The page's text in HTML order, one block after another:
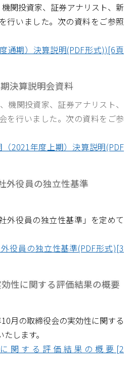
関投資家、証券アナリスト、新
行いました。次の資料をご参照
通期）決算説明(PDF形式))[6頁
決算説明会資料
機関投資家、証券アナリスト、
を行いました。次の資料をご参
2021年度上期）決算説明(PDF
役員の独立性基準
外役員の独立性基準」を定めて
役員の独立性基準(PDF形式)[3
性に関する評価結果の概要
月の取締役会の実効性に関する
します。
関する評価結果の概要[2